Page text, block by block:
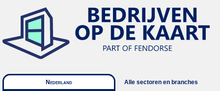
Nederland
Alle sectoren en branches